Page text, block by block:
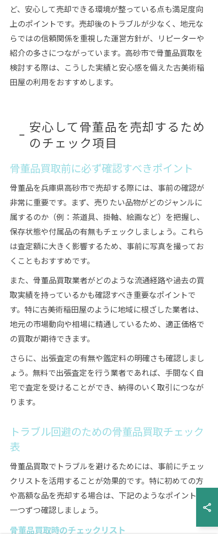
ど、安心して売却できる環境が整っている点も満足度向
上のポイントです。売却後のトラブルが少なく、地元な
らではの信頼関係を重視した運営方針が、リピーターや
紹介の多さにつながっています。高砂市で骨董品買取を
検討する際は、こうした実績と安心感を備えた古美術稲
田屋の利用をおすすめします。
安心して骨董品を売却するため
のチェック項目
骨董品買取前に必ず確認すべきポイント
骨董品を兵庫県高砂市で売却する際には、事前の確認が
非常に重要です。まず、売りたい品物がどのジャンルに
属するのか（例：茶道具、掛軸、絵画など）を把握し、
保存状態や付属品の有無もチェックしましょう。これら
は査定額に大きく影響するため、事前に写真を撮ってお
くこともおすすめです。
また、骨董品買取業者がどのような流通経路や過去の買
取実績を持っているかも確認すべき重要なポイントで
す。特に古美術稲田屋のように地域に根ざした業者は、
地元の市場動向や相場に精通しているため、適正価格で
の買取が期待できます。
さらに、出張査定の有無や鑑定料の明確さも確認しまし
ょう。無料で出張査定を行う業者であれば、手間なく自
宅で査定を受けることができ、納得のいく取引につなが
ります。
トラブル回避のための骨董品買取チェック
表
骨董品買取でトラブルを避けるためには、事前にチェッ
クリストを活用することが効果的です。特に初めての方
や高額な品を売却する場合は、下記のようなポイントを
一つずつ確認しましょう。
骨董品買取時のチェックリスト